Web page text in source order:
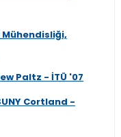
Paltz - İTÜ '07
Cortland -